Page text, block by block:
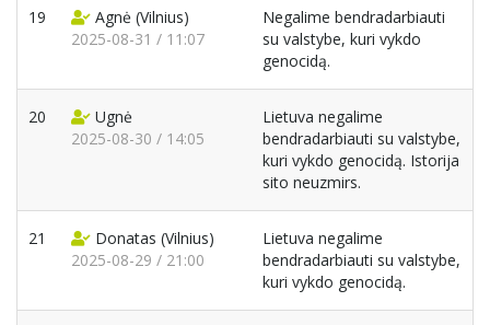
19 Agnė (Vilnius)
2025-08-31 / 11:07
Negalime bendradarbiauti
su valstybe, kuri vykdo
genocidą.
20
Ugnė
2025-08-30 / 14:05
Lietuva negalime
bendradarbiauti su valstybe,
kuri vykdo genocidą. Istorija
sito neuzmirs.
21 Donatas (Vilnius)
2025-08-29 / 21:00
Lietuva negalime
bendradarbiauti su valstybe,
kuri vykdo genocidą.